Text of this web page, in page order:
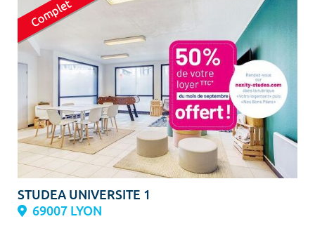
STUDEA UNIVERSITE 1
69007 LYON